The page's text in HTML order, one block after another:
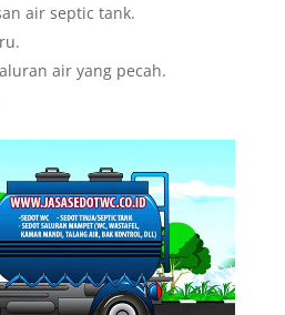
air septic tank.
air yang pecah.